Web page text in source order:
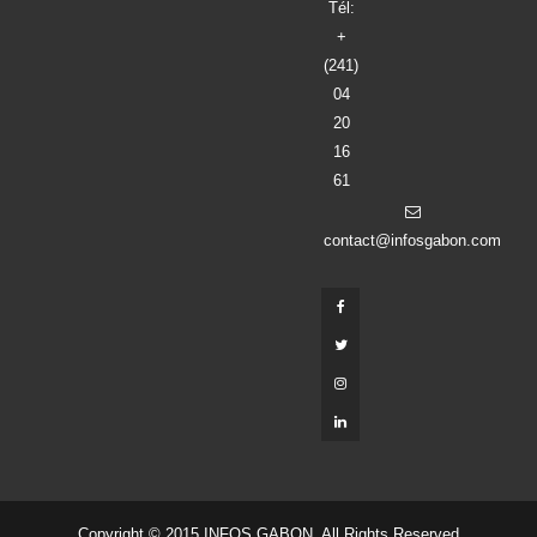
Tél:
+
(241)
04
20
16
61
contact@infosgabon.com